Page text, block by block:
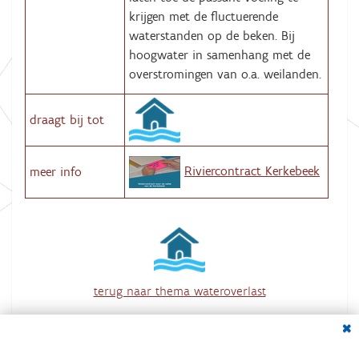
krijgen met de fluctuerende
waterstanden op de beken. Bij
hoogwater in samenhang met de
overstromingen van o.a. weilanden.
draagt bij tot
meer info Riviercontract Kerkebeek
terug naar thema wateroverlast
overzicht van alle acties